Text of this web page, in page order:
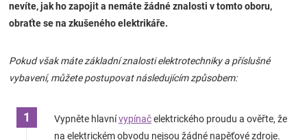
nevíte, jak ho zapojit a nemáte žádné znalosti v tomto oboru,
obraťte se na zkušeného elektrikáře.
Pokud však máte základní znalosti elektrotechniky a příslušné
vybavení, můžete postupovat následujícím způsobem:
Vypněte hlavnívypínačelektrického proudu a ověřte, že
na elektrickém obvodu nejsou žádné napěťové zdroje.